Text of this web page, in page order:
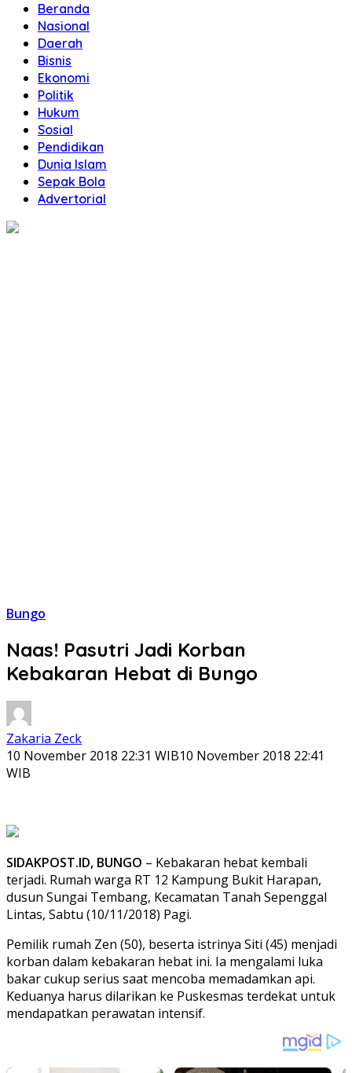
Beranda
Nasional
Daerah
Bisnis
Ekonomi
Politik
Hukum
Sosial
Pendidikan
Dunia Islam
Sepak Bola
Advertorial
Bungo
Naas! Pasutri Jadi Korban
Kebakaran Hebat di Bungo
Zakaria Zeck
10 November 2018 22:31 WIB10 November 2018 22:41
WIB
SIDAKPOST.ID, BUNGO – Kebakaran hebat kembali
terjadi. Rumah warga RT 12 Kampung Bukit Harapan,
dusun Sungai Tembang, Kecamatan Tanah Sepenggal
Lintas, Sabtu (10/11/2018) Pagi.
Pemilik rumah Zen (50), beserta istrinya Siti (45) menjadi
korban dalam kebakaran hebat ini. Ia mengalami luka
bakar cukup serius saat mencoba memadamkan api.
Keduanya harus dilarikan ke Puskesmas terdekat untuk
mendapatkan perawatan intensif.